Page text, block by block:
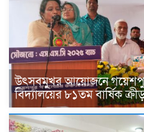
উৎসবমুখর আয়োজনে
বিদ্যালয়ের ৮১তম বার্ষিক